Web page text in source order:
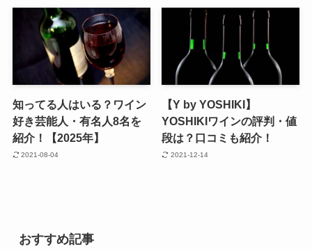
知ってる人はいる？ワイン
好き芸能人・有名人8名を
紹介！【2025年】
2021-08-04
【Y by YOSHIKI】
YOSHIKIワインの評判・値
段は？口コミも紹介！
2021-12-14
おすすめ記事